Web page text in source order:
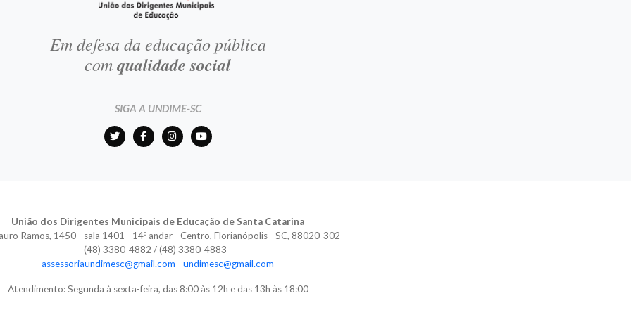
Em defesa da educação pública
comqualidade social
SIGA A UNDIME-SC
União dos Dirigentes Municipais de Educação de Santa Catarina
Ramos, 1450 - sala 1401 - 14º andar - Centro, Florianópolis - SC, 88020-302
(48) 3380-4882 / (48) 3380-4883 -
assessoriaundimesc@gmail.com - undimesc@gmail.com
Atendimento: Segunda à sexta-feira, das 8:00 às 12h e das 13h às 18:00